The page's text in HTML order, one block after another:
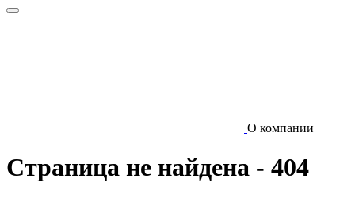
О компании
Страница не найдена - 404